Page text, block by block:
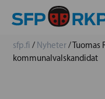
sfp.fi / Nyheter/Tuomas
kommunalvalskandidat